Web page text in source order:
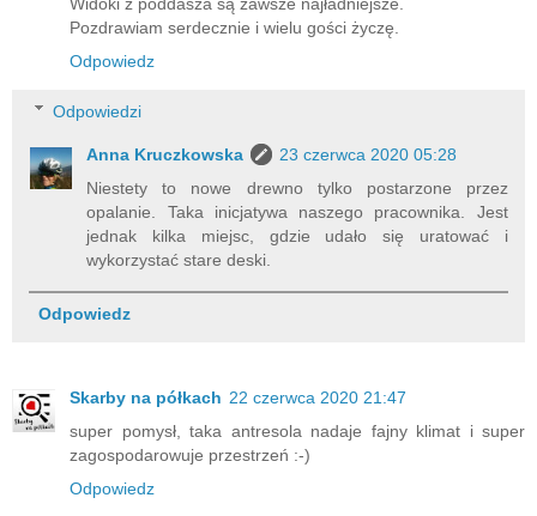
Pozdrawiam serdecznie i wielu gości życzę.
Odpowiedz
Odpowiedzi
Anna Kruczkowska
23 czerwca 2020 05:28
Niestety to nowe drewno tylko postarzone przez
opalanie. Taka inicjatywa naszego pracownika. Jest
jednak kilka miejsc, gdzie udało się uratować i
wykorzystać stare deski.
Odpowiedz
Skarby na półkach 22 czerwca 2020 21:47
super pomysł, taka antresola nadaje fajny klimat i super
zagospodarowuje przestrzeń :-)
Odpowiedz